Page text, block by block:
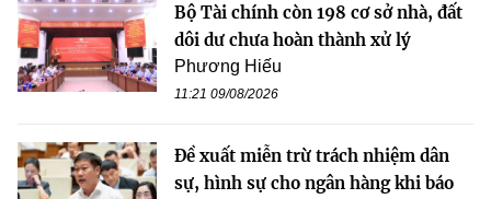
Bộ Tài chính còn 198 cơ sở nhà, đất
dôi dư chưa hoàn thành xử lý
Phương Hiếu
11:21 09/08/2026
Đề xuất miễn trừ trách nhiệm dân
sự, hình sự cho ngân hàng khi báo